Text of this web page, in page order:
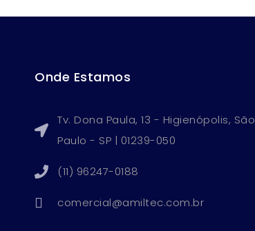
Onde Estamos
Tv. Dona Paula, 13 - Higienópolis, São
Paulo - SP | 01239-050
(11) 96247-0188
comercial@amiltec.com.br